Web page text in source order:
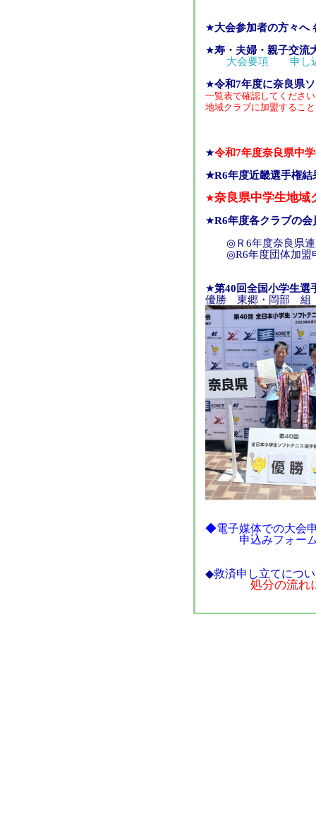
★大会参加者の方々へ
★寿・夫婦・親子交流
大会要項
申し
★令和7年度に奈良県
一覧表で確認してくださ
地域クラブに加盟するこ
★令和7年度奈良県中
★R6年度近畿選手権結
★奈良県中学生地域
★R6年度各クラブの会
◎Ｒ6年度奈良県
◎R6年度団体加盟
★第40回全国小学生選
優勝 東郷・岡
◆電子媒体での大会
申込みフォー
◆救済申し立てにつ
処分の流れ